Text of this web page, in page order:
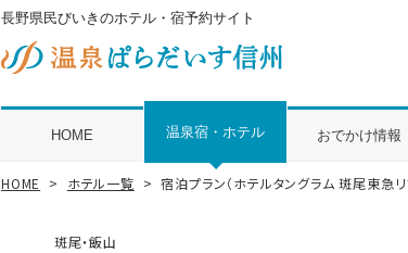
長野県民びいきのホテル・宿予約サイト
HOME 温泉宿・ホテル おでかけ情報
HOME ホテル一覧 宿泊プラン（ホテルタングラム 斑尾東急リ
斑尾・飯山